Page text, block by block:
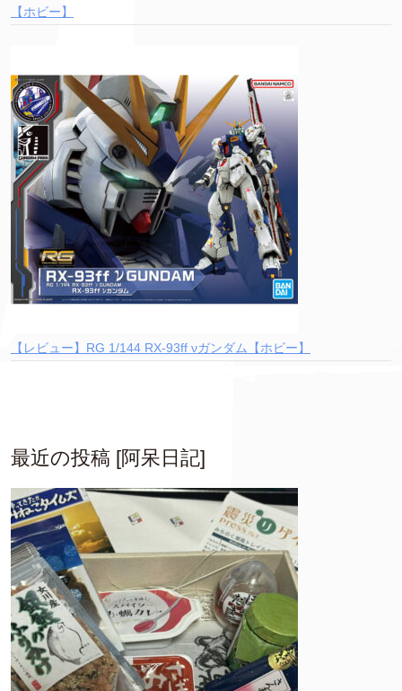
【ホビー】
【レビュー】RG 1/144 RX-93ff νガンダム【ホビー】
最近の投稿 [阿呆日記]